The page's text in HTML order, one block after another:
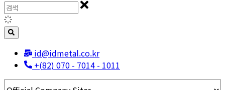
id@idmetal.co.kr
+(82) 070 - 7014 - 1011